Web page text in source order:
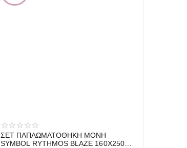
ΣΕΤ ΠΑΠΛΩΜΑΤΟΘΗΚΗ ΜΟΝΗ
SYMBOL RYTHMOS BLAZE 160X250